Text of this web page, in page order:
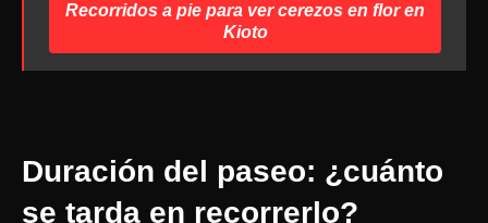
Recorridos a pie para ver cerezos en flor en
Kioto
Duración del paseo: ¿cuánto
se tarda en recorrerlo?